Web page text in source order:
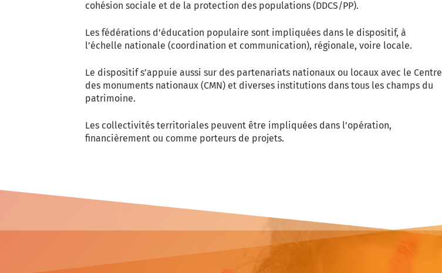
cohésion sociale et de la protection des populations (DDCS/PP).
Les fédérations d’éducation populaire sont impliquées dans le dispositif, à
l’échelle nationale (coordination et communication), régionale, voire locale.
Le dispositif s’appuie aussi sur des partenariats nationaux ou locaux avec le Centre
des monuments nationaux (CMN) et diverses institutions dans tous les champs du
patrimoine.
Les collectivités territoriales peuvent être impliquées dans l’opération,
financièrement ou comme porteurs de projets.